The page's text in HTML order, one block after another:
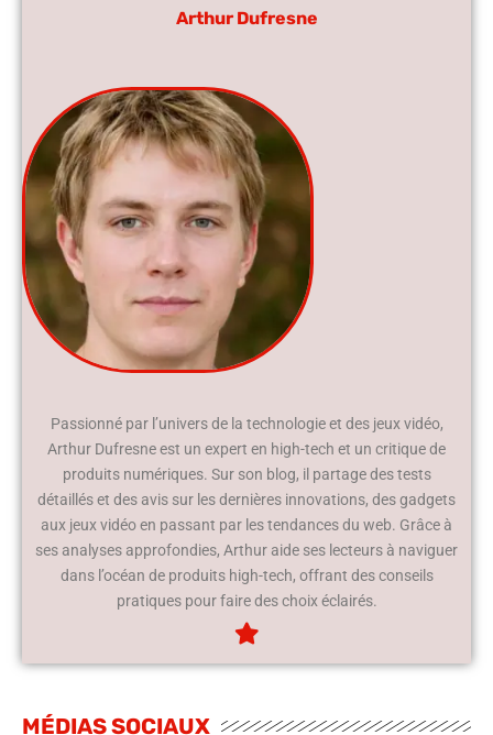
Arthur Dufresne
Passionné par l’univers de la technologie et des jeux vidéo,
Arthur Dufresne est un expert en high-tech et un critique de
produits numériques. Sur son blog, il partage des tests
détaillés et des avis sur les dernières innovations, des gadgets
aux jeux vidéo en passant par les tendances du web. Grâce à
ses analyses approfondies, Arthur aide ses lecteurs à naviguer
dans l’océan de produits high-tech, offrant des conseils
pratiques pour faire des choix éclairés.
MÉDIAS SOCIAUX